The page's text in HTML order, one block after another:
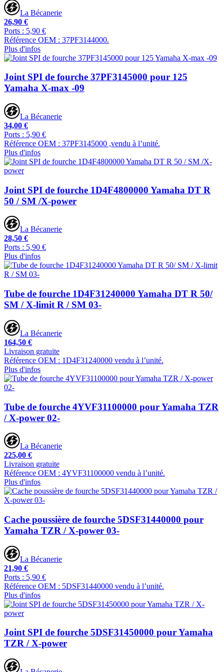
La Bécanerie
26,90 €
Ports : 5,90 €
Référence OEM : 37PF3144000.
Plus d'infos
Joint SPI de fourche 37PF3145000 pour 125
Yamaha X-max -09
La Bécanerie
34,00 €
Ports : 5,90 €
Référence OEM : 37PF3145000 ,vendu à l’unité.
Plus d'infos
Joint SPI de fourche 1D4F4800000 Yamaha DT R
50 / SM /X-power
La Bécanerie
28,50 €
Ports : 5,90 €
Plus d'infos
Tube de fourche 1D4F31240000 Yamaha DT R 50/
SM / X-limit R / SM 03-
La Bécanerie
164,50 €
Livraison gratuite
Référence OEM : 1D4F31240000 vendu à l’unité.
Plus d'infos
Tube de fourche 4YVF31100000 pour Yamaha TZR
/ X-power 02-
La Bécanerie
225,00 €
Livraison gratuite
Référence OEM : 4YVF31100000 vendu à l’unité.
Plus d'infos
Cache poussière de fourche 5DSF31440000 pour
Yamaha TZR / X-power 03-
La Bécanerie
21,90 €
Ports : 5,90 €
Référence OEM : 5DSF31440000 vendu à l’unité.
Plus d'infos
Joint SPI de fourche 5DSF31450000 pour Yamaha
TZR / X-power